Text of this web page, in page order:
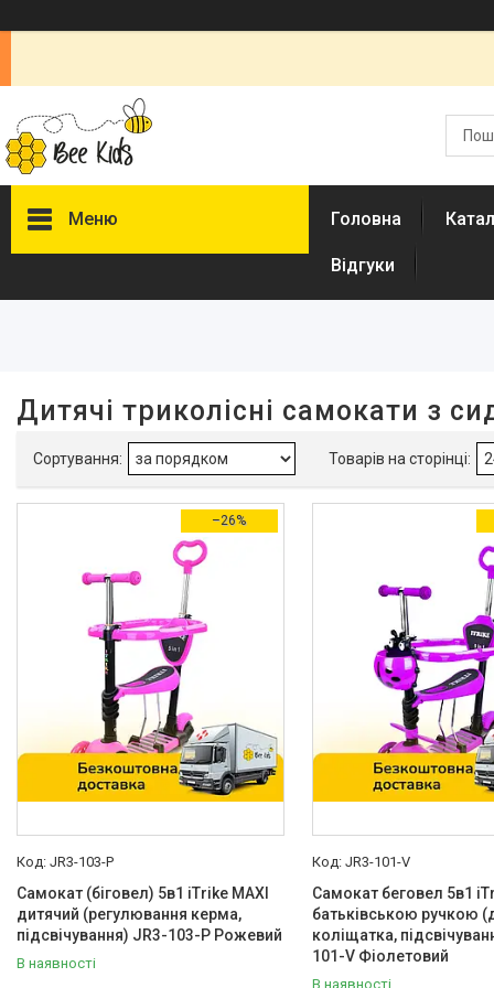
Меню
В наявності 24
Акція
Країна виробник
Китай 91
Міський
Трансформер 20
Вікова група
Особливості
Батьківська ручка 41
Гальма 60
Головна
Відгуки
Дитячі триколісні самокати з
–26%
JR3-103-P
Самокат (біговел) 5в1 iTrike MAXI
дитячий (регулювання керма,
підсвічування) JR3-103-P Рожевий
В наявності
JR3-101-V
Самокат беговел 5в1
батьківською ручкою
коліщатка,
101-V Фіолетовий
В наявності